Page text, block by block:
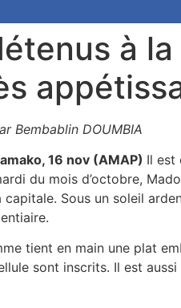
à
Bembablin DOUMBIA
16 nov (AMAP) Il est
du mois d’octobre,
capitale. Sous un soleil
tient en main une plat
sont inscrits. Il est aussi